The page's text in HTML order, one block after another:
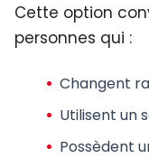
Cette option
personnes qui :
Changent
Utilisent un
Possèdent